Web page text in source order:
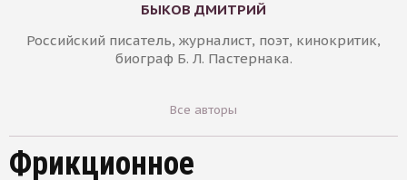
БЫКОВ ДМИТРИЙ
Российский писатель, журналист, поэт, кинокритик,
биограф Б. Л. Пастернака.
Все авторы
Фрикционное